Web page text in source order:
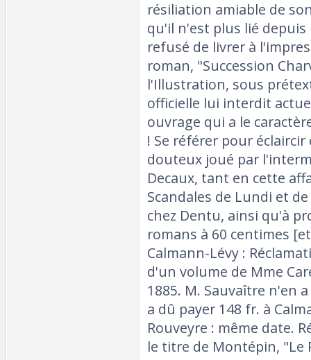
résiliation amiable de
qu'il n'est plus lié
refusé de livrer à
roman, "Succession
l'Illustration, sous
officielle lui interdit
ouvrage qui a le
! Se référer pour
douteux joué par
Decaux, tant en cette
Scandales de Lundi et
chez Dentu, ainsi qu'à
romans à 60 centimes
Calmann-Lévy :
d'un volume de Mme
1885. M. Sauvaître n'en
a dû payer 148 fr. à
Rouveyre : même date.
le titre de Montépin, "Le